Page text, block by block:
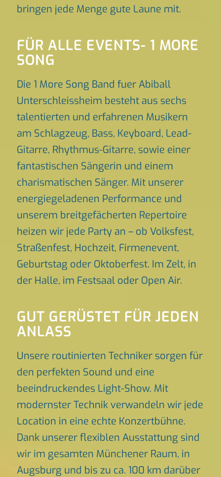
bringen jede Menge gute Laune mit.
FÜR ALLE EVENTS- 1 MORE
SONG
Die 1 More Song Band fuer Abiball
Unterschleissheim besteht aus sechs
talentierten und erfahrenen Musikern
am Schlagzeug, Bass, Keyboard, Lead-
Gitarre, Rhythmus-Gitarre, sowie einer
fantastischen Sängerin und einem
charismatischen Sänger. Mit unserer
energiegeladenen Performance und
unserem breitgefächerten Repertoire
heizen wir jede Party an – ob Volksfest,
Straßenfest, Hochzeit, Firmenevent,
Geburtstag oder Oktoberfest. Im Zelt, in
der Halle, im Festsaal oder Open Air.
GUT GERÜSTET FÜR JEDEN
ANLASS
Unsere routinierten Techniker sorgen für
den perfekten Sound und eine
beeindruckendes Light-Show. Mit
modernster Technik verwandeln wir jede
Location in eine echte Konzertbühne.
Dank unserer flexiblen Ausstattung sind
wir im gesamten Münchener Raum, in
Augsburg und bis zu ca. 100 km darüber